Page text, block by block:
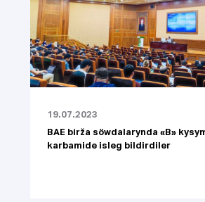
19.07.2023
BAE birža söwdalarynda «B»
karbamide isleg bildirdiler